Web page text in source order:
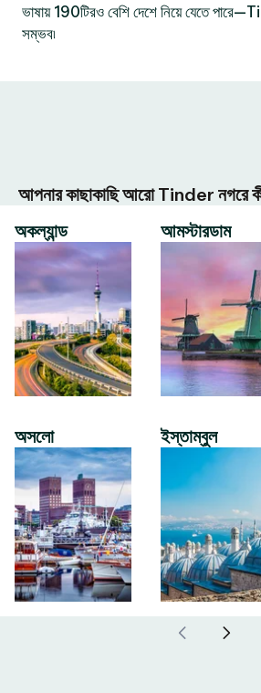
ভাষায় 190টিরও বেশি দেশে নিয়ে যেতে
সম্ভব৷
আপনার কাছাকাছি আরো Tinder নগরে
অকল্যান্ড
অসলো
আমস্টারডাম
ইস্তাম্বুল